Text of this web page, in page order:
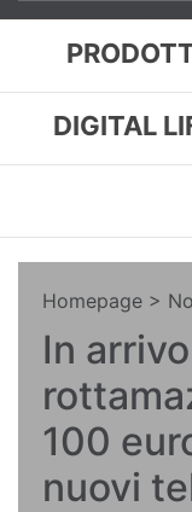
DIGITAL
Homepage >
In
100
nuovi